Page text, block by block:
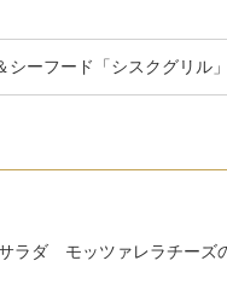
シーフード「シスクグリル
ラダ モッツァレラチーズ